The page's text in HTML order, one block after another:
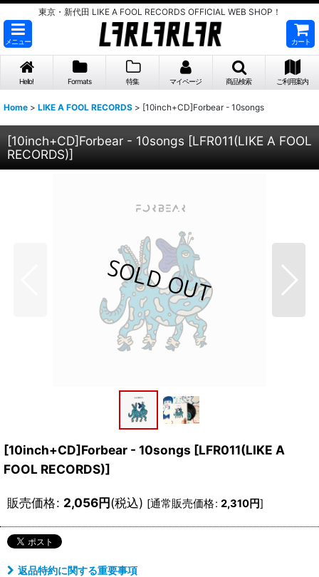
東京・新代田 LIKE A FOOL RECORDS OFFICIAL WEB SHOP！
メニュー カート
Hello! Formats 特集 マイページ 商品検索 ご利用案内
Home > LIKE A FOOL RECORDS > [10inch+CD]Forbear - 10songs
[10inch+CD]Forbear - 10songs [LFR011(LIKE A FOOL
RECORDS)]
[10inch+CD]Forbear - 10songs [LFR011(LIKE A
FOOL RECORDS)]
販売価格: 2,056円(税込) [通常販売価格: 2,310円]
返品特約に関する重要事項